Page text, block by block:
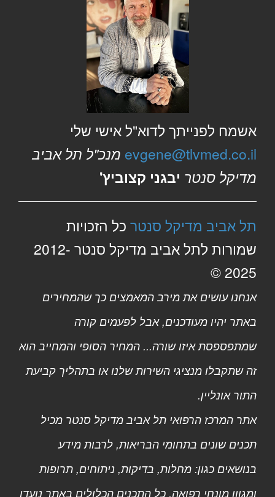
אשמח לפנייתך לדוא"ל אישי שלי
evgene@tlvmed.co.il מנכ"ל תל אביב
מדיקל סנטר יבגני קצוביץ'
תל אביב מדיקל סנטר כל הזכויות
שמורות לתל אביב מדיקל סנטר 2012-
2025 ©
אנחנו עושים את מירב המאמצים כך שהמחירים
באתר יהיו מעודכנים, אבל לפעמים קורה
שמתפספסת איזו שורה... המחיר הסופי והמחייב הוא
זה שתקבלו מנציגי השירות שלנו או בתהליך קביעת
התור אונליין.
אתר המרכז הרפואי תל אביב מדיקל סנטר מכיל
תכנים שונים בתחומי הבריאות, לרבות מידע
בנושאים כגון: מחלות, בדיקות, ניתוחים, תרופות
ומגוון מונחי רפואה. כל התכנים הכלולים באתר נועדו